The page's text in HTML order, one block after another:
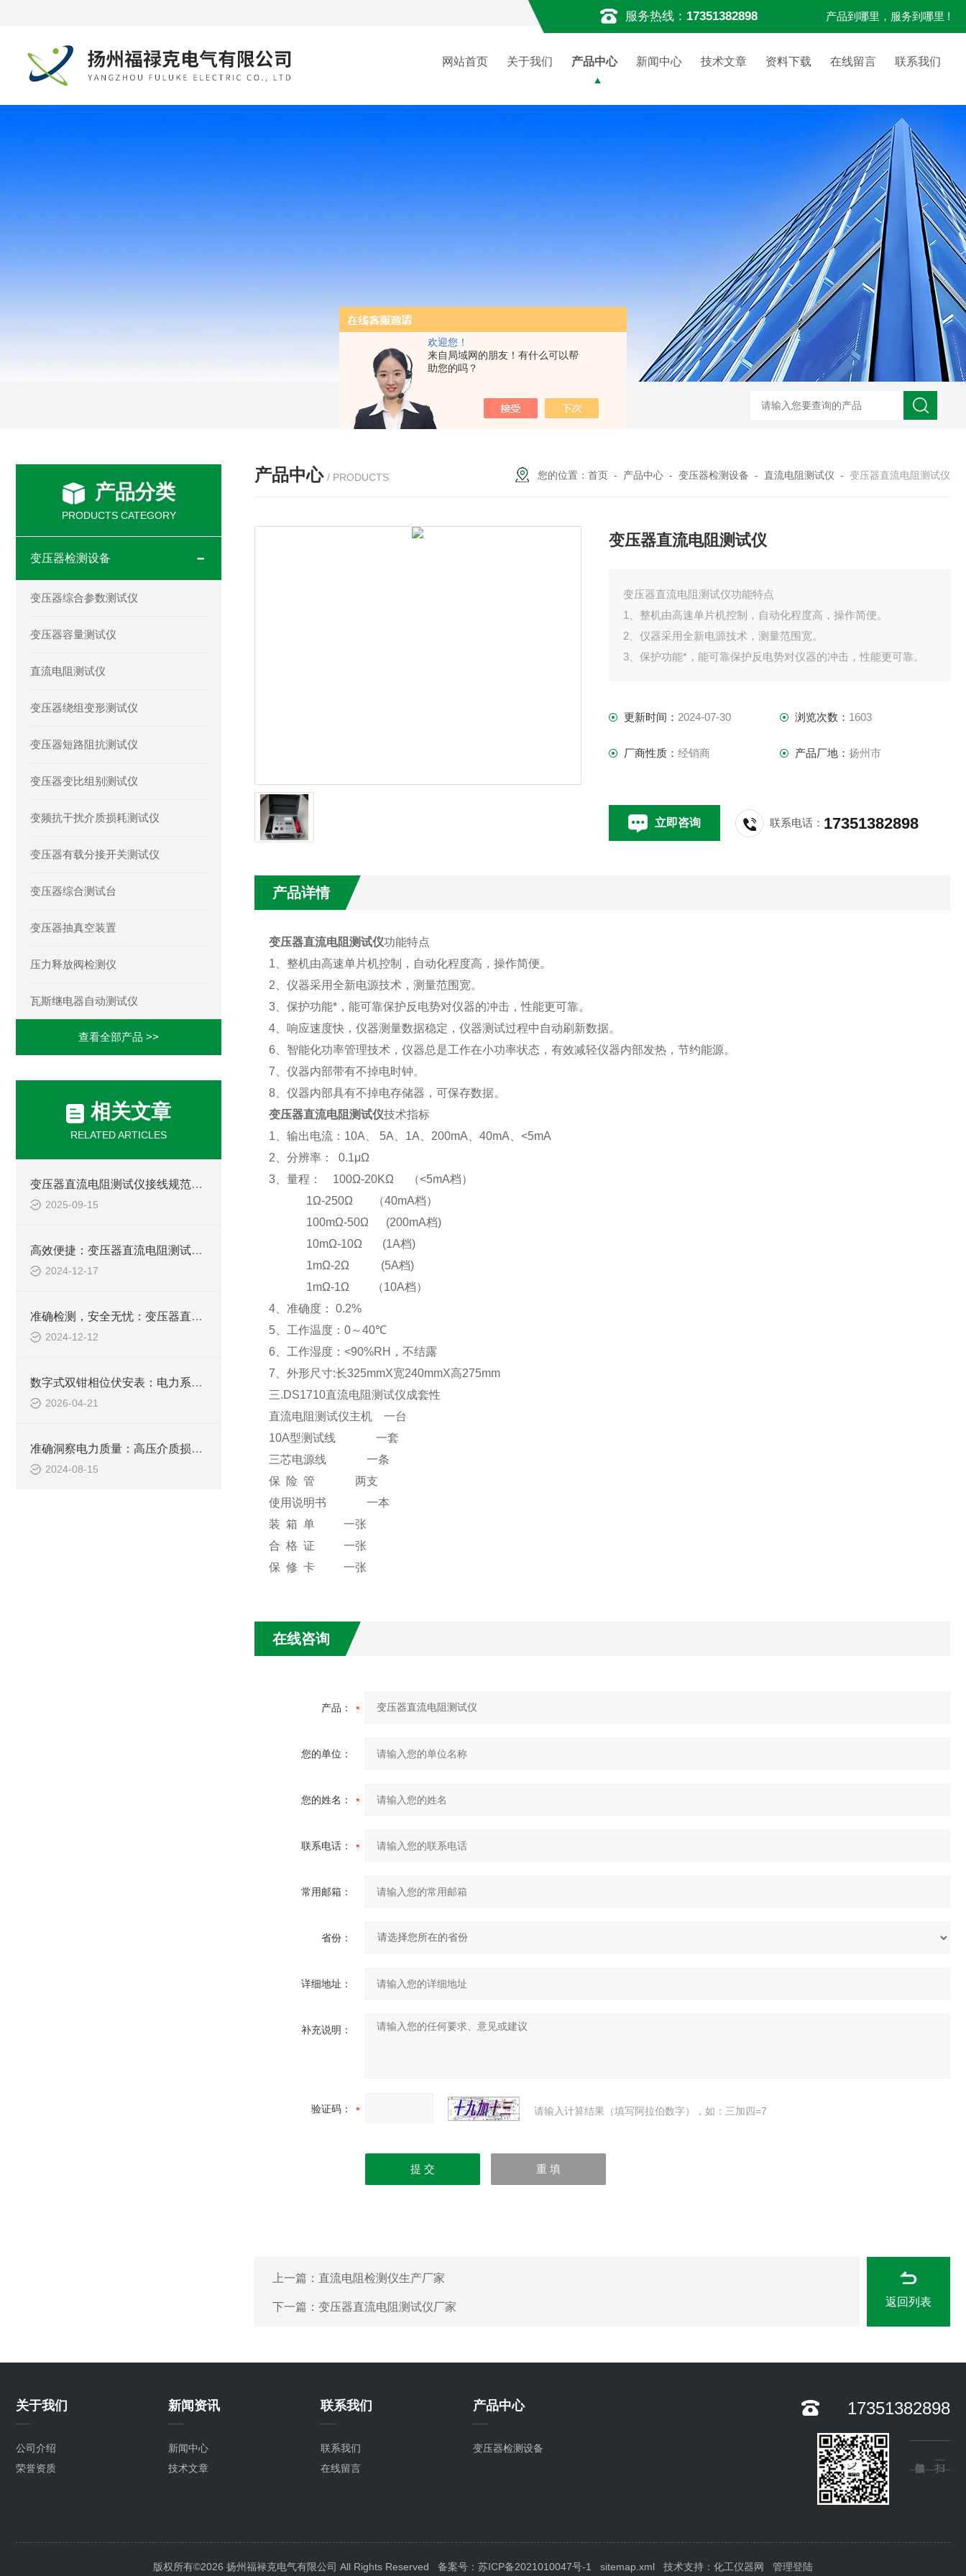
欢迎您！
来自局域网的朋友！有什么可以帮
助您的吗？
服务热线： 17351382898 产品到哪里，服务到哪里 !
网站首页 关于我们 产品中心 新闻中心 技术文章 资料下载 在线留言 联系我们
产品分类
PRODUCTS CATEGORY
变压器检测设备
变压器综合参数测试仪
变压器容量测试仪
直流电阻测试仪
变压器绕组变形测试仪
变压器短路阻抗测试仪
变压器变比组别测试仪
变频抗干扰介质损耗测试仪
变压器有载分接开关测试仪
变压器综合测试台
变压器抽真空装置
压力释放阀检测仪
瓦斯继电器自动测试仪
查看全部产品 >>
相关文章
RELATED ARTICLES
变压器直流电阻测试仪接线规范与常见误差排除方法
2025-09-15
高效便捷：变压器直流电阻测试仪，电力检测的新选择
2024-12-17
准确检测，安全无忧：变压器直流电阻测试仪助力电力维护
2024-12-12
数字式双钳相位伏安表：电力系统的“相位神探“
2026-04-21
准确洞察电力质量：高压介质损耗测试装置的创新应用
2024-08-15
产品中心 / PRODUCTS 您的位置： 首页 - 产品中心 - 变压器检测设备 - 直流电阻测试仪 - 变压器直流电阻测试仪
变压器直流电阻测试仪
变压器直流电阻测试仪功能特点
1、整机由高速单片机控制，自动化程度高，操作简便。
2、仪器采用全新电源技术，测量范围宽。
3、保护功能*，能可靠保护反电势对仪器的冲击，性能更可靠。
更新时间： 2024-07-30 浏览次数： 1603
厂商性质：经销商 产品厂地： 扬州市
立即咨询 联系电话： 17351382898
产品详情
变压器直流电阻测试仪功能特点
1 、整机由高速单片机控制，自动化程度高，操作简便。
2 、仪器采用全新电源技术，测量范围宽。
3、保护功能*，能可靠保护反电势对仪器的冲击，性能更可靠。
4、响应速度快，仪器测量数据稳定，仪器测试过程中自动刷新数据。
6 、智能化功率管理技术，仪器总是工作在小功率状态，有效减轻仪器内部发热，节约能源。
7 、仪器内部带有不掉电时钟。
8、仪器内部具有不掉电存储器，可保存数据。
变压器直流电阻测试仪技术指标
1 、输出电流： 10A 5A 1A 200mA 40mA
<5mA
2 、分辨率： 0.1μΩ
3、量程： 100Ω-20KΩ （<5mA档）
1Ω-250Ω （40mA档）
100mΩ-50Ω (200mA档)
10mΩ-10Ω (1A档)
1mΩ-2Ω (5A档)
1mΩ-1Ω （10A档）
4、准确度：
0.2%
5、工作温度： 0～40℃
6 、工作湿度： <90%RH ，不结露
7 、外形尺寸:长325mmX宽240mmX高275mm
三.DS1710直流电阻测试仪成套性
直流电阻测试仪主机
一台
10A型测试线
一套
三芯电源线
一条
保
险 管
两支
使用说明书
一本
装 箱 单
一张
合 格 证
一张
保 修 卡 一张
在线咨询
产品：
您的单位：
您的姓名：
联系电话：
常用邮箱：
省份：
详细地址：
补充说明：
验证码： 请输入计算结果（填写阿拉伯数字），如：三加四=7
上一篇： 直流电阻检测仪生产厂家
下一篇： 变压器直流电阻测试仪厂家 返回列表
关于我们
公司介绍
荣誉资质
新闻资讯
新闻中心
技术文章
联系我们
联系我们
在线留言
产品中心
变压器检测设备
17351382898
版权所有©2026 扬州福禄克电气有限公司 All Rights Reserved 备案号：苏ICP备2021010047号-1 sitemap.xml 技术支持： 化工仪器网 管理登陆